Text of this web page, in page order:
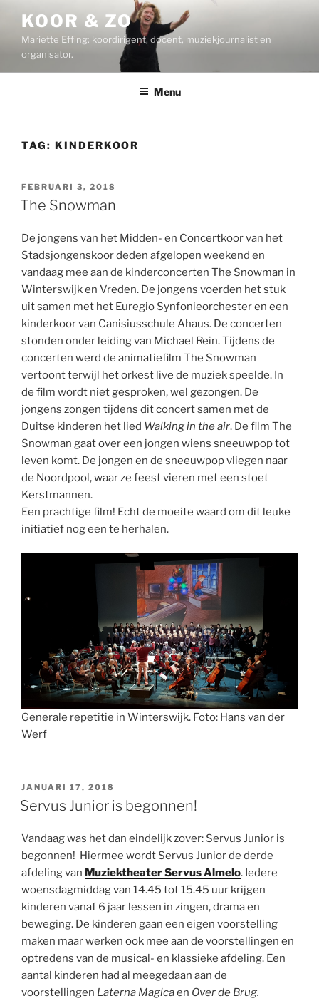
inhoud
KOOR & ZO
Mariette Effing: koordirigent, docent, muziekjournalist en
organisator.
Menu
TAG: KINDERKOOR
GEPLAATST
OP
FEBRUARI 3, 2018
The Snowman
De jongens van het Midden- en Concertkoor van het
Stadsjongenskoor deden afgelopen weekend en
vandaag mee aan de kinderconcerten The Snowman in
Winterswijk en Vreden. De jongens voerden het stuk
uit samen met het Euregio Synfonieorchester en een
kinderkoor van Canisiusschule Ahaus. De concerten
stonden onder leiding van Michael Rein. Tijdens de
concerten werd de animatiefilm The Snowman
vertoont terwijl het orkest live de muziek speelde. In
de film wordt niet gesproken, wel gezongen. De
jongens zongen tijdens dit concert samen met de
Duitse kinderen het lied Walking in the air. De film The
Snowman gaat over een jongen wiens sneeuwpop tot
leven komt. De jongen en de sneeuwpop vliegen naar
de Noordpool, waar ze feest vieren met een stoet
Kerstmannen.
Een prachtige film! Echt de moeite waard om dit leuke
initiatief nog een te herhalen.
Generale repetitie in Winterswijk. Foto: Hans van der
Werf
GEPLAATST
OP
JANUARI 17, 2018
Servus Junior is begonnen!
Vandaag was het dan eindelijk zover: Servus Junior is
begonnen! Hiermee wordt Servus Junior de derde
afdeling van Muziektheater Servus Almelo. Iedere
woensdagmiddag van 14.45 tot 15.45 uur krijgen
kinderen vanaf 6 jaar lessen in zingen, drama en
beweging. De kinderen gaan een eigen voorstelling
maken maar werken ook mee aan de voorstellingen en
optredens van de musical- en klassieke afdeling. Een
aantal kinderen had al meegedaan aan de
voorstellingen Laterna Magicaen Over de Brug.